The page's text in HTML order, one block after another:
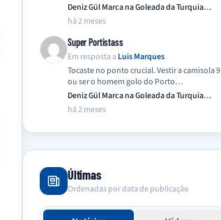
Deniz Gül Marca na Goleada da Turquia
Frente…
há 2 meses
Super Portistass
Em resposta a Luis Marques
Tocaste no ponto crucial. Vestir a camisola 9
ou ser o homem golo do Porto…
Deniz Gül Marca na Goleada da Turquia
Frente…
há 2 meses
Últimas
Ordenadas por data de publicação